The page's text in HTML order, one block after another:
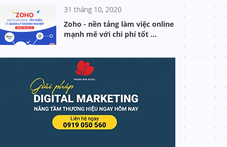
31 tháng 10, 2020
Zoho - nền tảng làm việc online
mạnh mẽ với chi phí tốt ...